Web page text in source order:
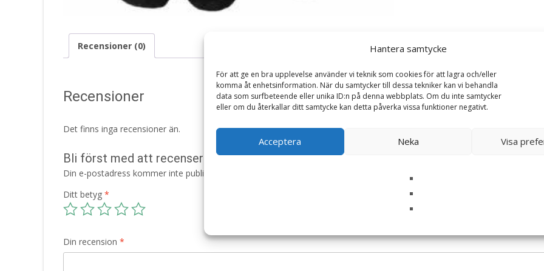
Hantera samtycke
För att ge en bra upplevelse använder vi teknik som cookies för att lagra och/eller
komma åt enhetsinformation. När du samtycker till dessa tekniker kan vi behandla
data som surfbeteende eller unika ID:n på denna webbplats. Om du inte samtycker
eller om du återkallar ditt samtycke kan detta påverka vissa funktioner negativt.
Acceptera Neka Visa
Recensioner (0)
Recensioner
Det finns inga recensioner än.
Bli först med att recensera ”Mula, 30cm – Wild Republic”
Din e-postadress kommer inte publiceras.
Ditt betyg *
Din recension *